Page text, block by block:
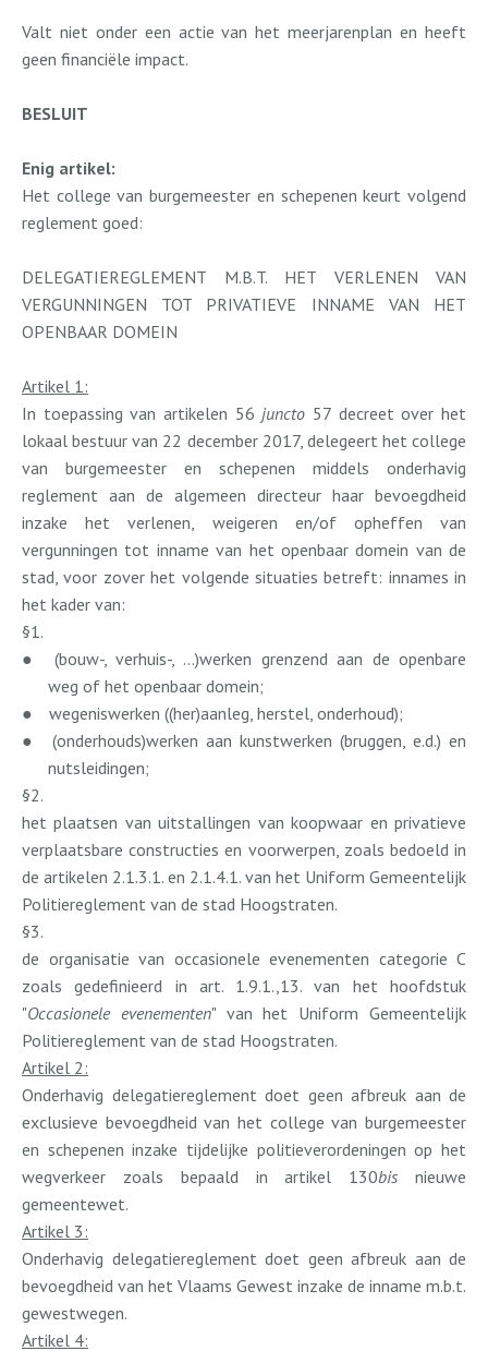
Valt niet onder een actie van het meerjarenplan en heeft
geen financiële impact.
BESLUIT
Enig artikel:
Het college van burgemeester en schepenen keurt volgend
reglement goed:
DELEGATIEREGLEMENT M.B.T. HET VERLENEN VAN
VERGUNNINGEN TOT PRIVATIEVE INNAME VAN HET
OPENBAAR DOMEIN
Artikel 1:
In toepassing van artikelen 56 juncto 57 decreet over het
lokaal bestuur van 22 december 2017, delegeert het college
van burgemeester en schepenen middels onderhavig
reglement aan de algemeen directeur haar bevoegdheid
inzake het verlenen, weigeren en/of opheffen van
vergunningen tot inname van het openbaar domein van de
stad, voor zover het volgende situaties betreft: innames in
het kader van:
§1.
●
(bouw-, verhuis-, ...)werken grenzend aan de openbare
weg of het openbaar domein;
●
wegeniswerken ((her)aanleg, herstel, onderhoud);
●
(onderhouds)werken aan kunstwerken (bruggen, e.d.) en
nutsleidingen;
§2.
het plaatsen van uitstallingen van koopwaar en privatieve
verplaatsbare constructies en voorwerpen, zoals bedoeld in
de artikelen 2.1.3.1. en 2.1.4.1. van het Uniform Gemeentelijk
Politiereglement van de stad Hoogstraten.
§3.
de organisatie van occasionele evenementen categorie C
zoals gedefinieerd in art. 1.9.1.,13. van het hoofdstuk
"Occasionele evenementen" van het Uniform Gemeentelijk
Politiereglement van de stad Hoogstraten.
Artikel 2:
Onderhavig delegatiereglement doet geen afbreuk aan de
exclusieve bevoegdheid van het college van burgemeester
en schepenen inzake tijdelijke politieverordeningen op het
wegverkeer zoals bepaald in artikel 130bis nieuwe
gemeentewet.
Artikel 3:
Onderhavig delegatiereglement doet geen afbreuk aan de
bevoegdheid van het Vlaams Gewest inzake de inname m.b.t.
gewestwegen.
Artikel 4: